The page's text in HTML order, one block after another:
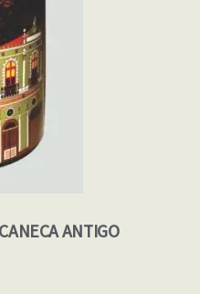
ANTIGO